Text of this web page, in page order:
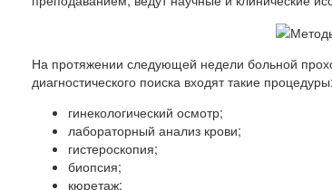
На протяжении следующей недели больной
диагностического поиска входят такие процедуры:
гинекологический осмотр;
лабораторный анализ крови;
гистероскопия;
биопсия;
кюретаж;